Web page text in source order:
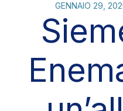
GENNAIO 29,